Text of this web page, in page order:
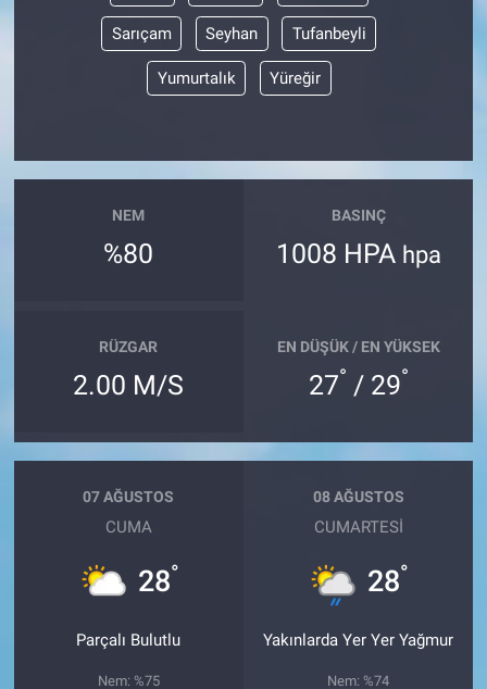
Sarıçam Seyhan Tufanbeyli
Yumurtalık Yüreğir
NEM
%80
BASINÇ
1008 HPA hpa
RÜZGAR
2.00 M/S
EN DÜŞÜK / EN YÜKSEK
27° / 29°
07 AĞUSTOS
CUMA
28°
Parçalı Bulutlu
Nem: %75
08 AĞUSTOS
CUMARTESI
28°
Yakınlarda Yer Yer Yağmur
Nem: %74